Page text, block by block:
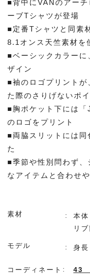
■背中にVANのアー
ーブTシャツが登場
■定番Tシャツと同素
8.1オンス天竺素材を
■ベーシックカラー
ザイン
■袖のロゴプリント
た際のさりげないポ
■胸ポケット下には
のロゴをプリント
■両脇スリットには同
た
■季節や性別問わず、
なアイテムと合わせ
素材
本
リ
モデル 身
コーディネート
43